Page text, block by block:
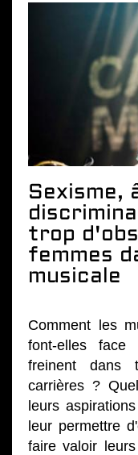
Sexisme,
trop
femmes
musicale
Comment les
font-elles face
freinent dans
carrières ?
leurs
leur permettre
faire valoir